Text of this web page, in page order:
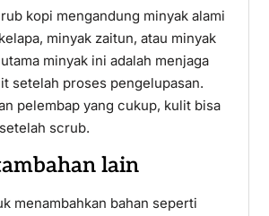
kopi mengandung minyak alami
minyak zaitun, atau minyak
minyak ini adalah menjaga
setelah proses pengelupasan.
pelembap yang cukup, kulit bisa
scrub.
lain
menambahkan bahan seperti